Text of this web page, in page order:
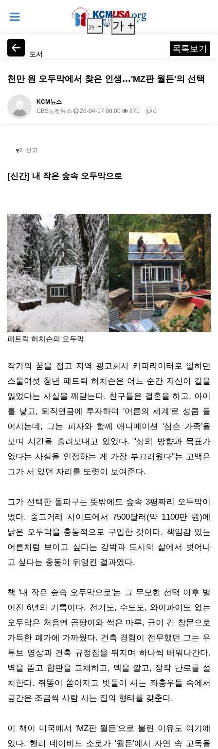
도서
가 - 가 +
목록보기
천만 원 오두막에서 찾은 인생…'MZ판 월든'의 선택
KCM뉴스
CBS노컷뉴스
26-04-17 00:00 871 0
신고
[신간] 내 작은 숲속 오두막으로
패트릭 허치슨의 오두막
작가의 꿈을 접고 지역 광고회사 카피라이터로 일하던
스물여섯 청년 패트릭 허치슨은 어느 순간 자신이 길을
잃었다는 사실을 깨닫는다. 친구들은 결혼을 하고, 아이
를 낳고, 퇴직연금에 투자하며 '어른의 세계'로 성큼 들
어서는데, 그는 피자와 함께 애니메이션 '심슨 가족'을
보며 시간을 흘려보내고 있었다. "삶의 방향과 목표가
없다는 사실을 인정하는 게 가장 부끄러웠다"는 고백은
그가 서 있던 자리를 또렷이 보여준다.
그가 선택한 돌파구는 뜻밖에도 숲속 3평짜리 오두막이
었다. 중고거래 사이트에서 7500달러(약 1100만 원)에
낡은 오두막을 충동적으로 구입한 것이다. 책임감 있는
어른처럼 보이고 싶다는 강박과 도시의 삶에서 벗어나
고 싶다는 충동이 뒤엉킨 결과였다.
책 '내 작은 숲속 오두막으로'는 그 무모한 선택 이후 벌
어진 6년의 기록이다. 전기도, 수도도, 와이파이도 없는
오두막은 처음엔 곰팡이와 썩은 마루, 금이 간 창문으로
가득한 폐가에 가까웠다. 건축 경험이 전무했던 그는 유
튜브 영상과 건축 규정집을 뒤지며 하나씩 배워나간다.
벽을 뜯고 합판을 교체하고, 덱을 깔고, 장작 난로를 설
치한다. 쥐똥이 쏟아지고 빗물이 새는 좌충우돌 속에서
공간은 조금씩 사람 사는 집의 형태를 갖춘다.
이 책이 미국에서 'MZ판 월든'으로 불린 이유도 여기에
있다. 헨리 데이비드 소로가 '월든'에서 자연 속 고독을